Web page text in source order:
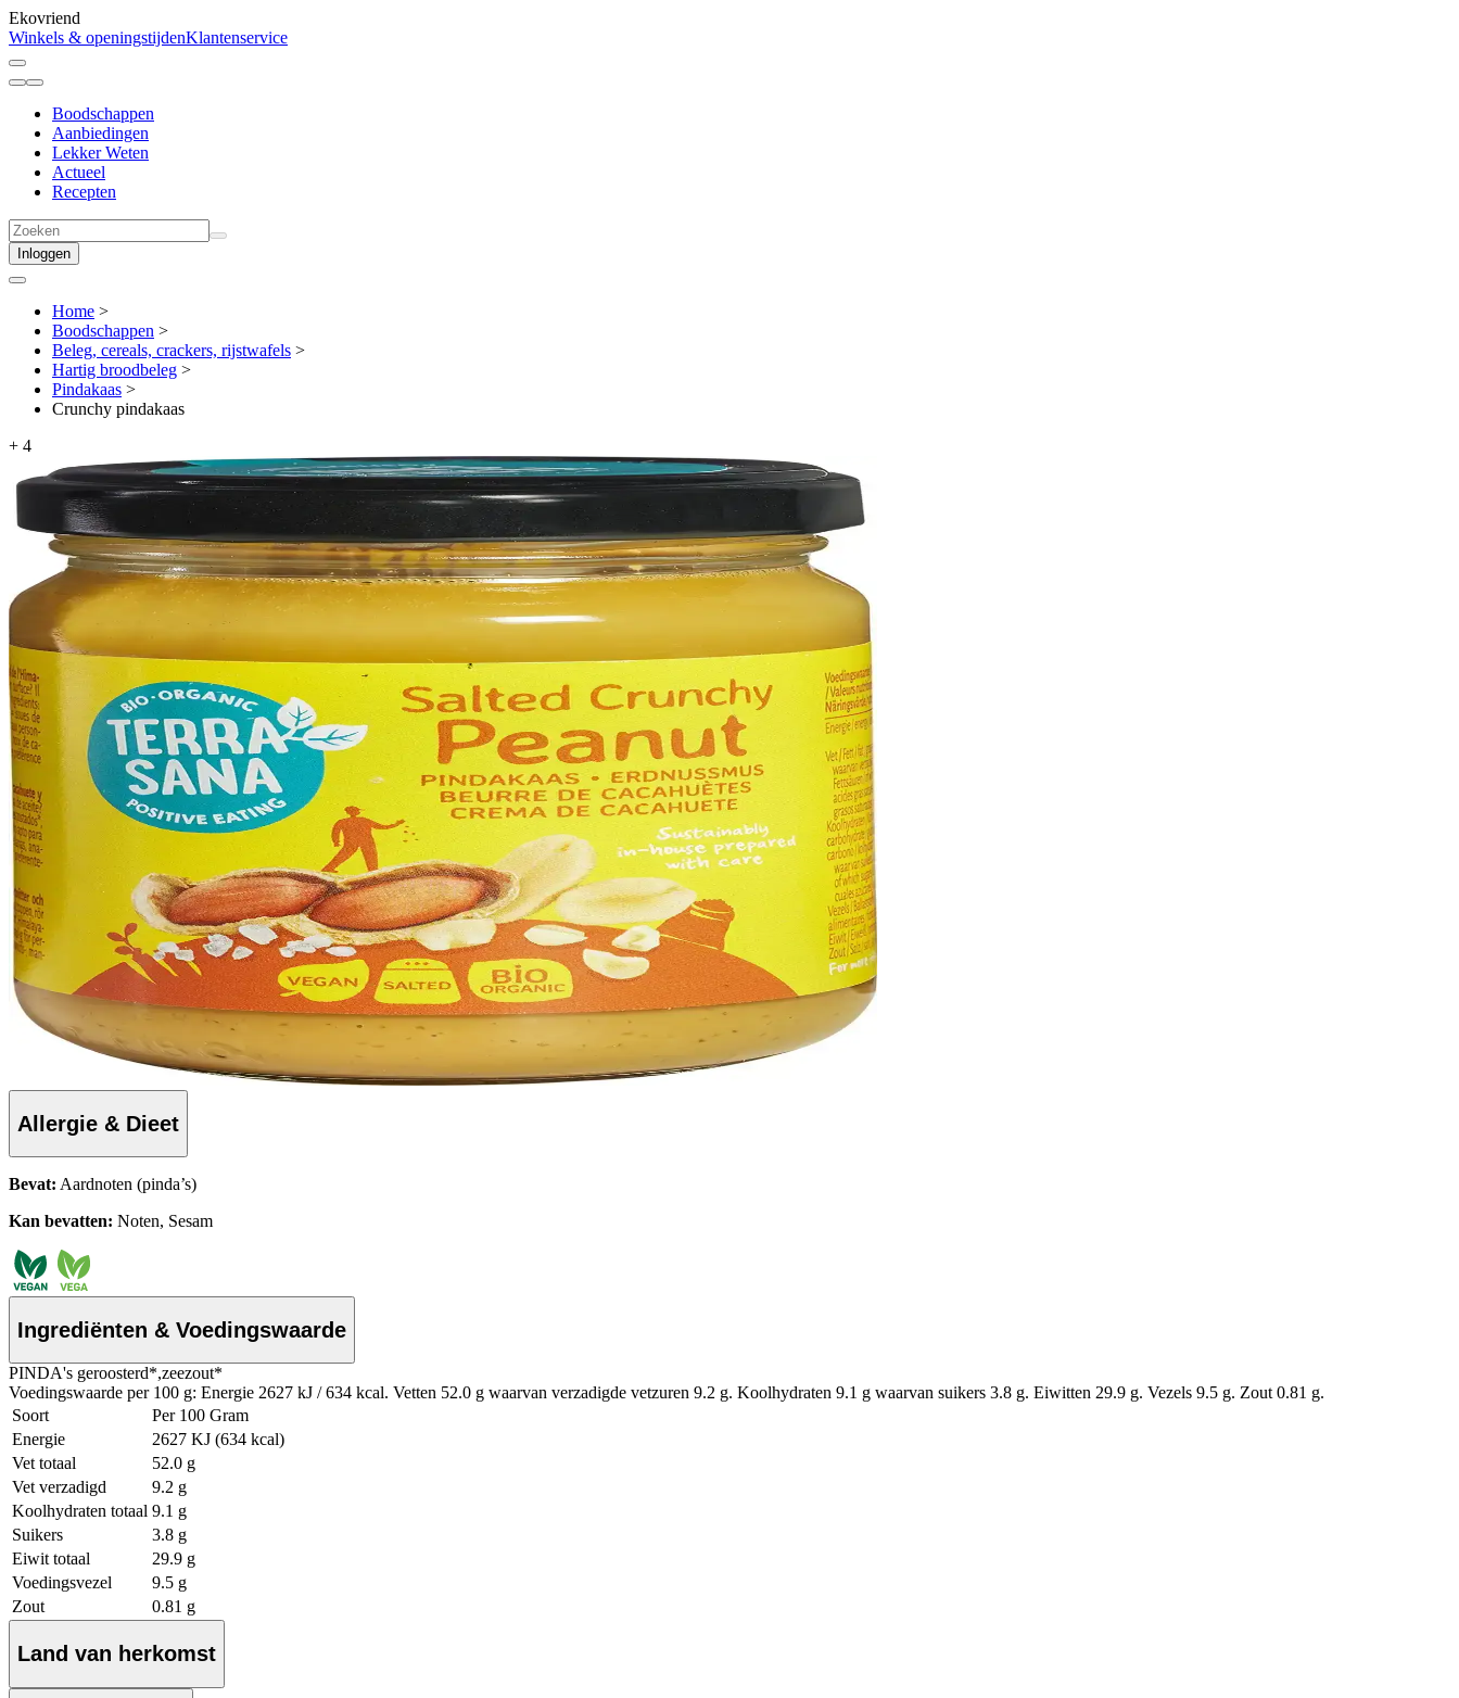
Ekovriend
Winkels & openingstijdenKlantenservice
Boodschappen
Aanbiedingen
Lekker Weten
Actueel
Recepten
Inloggen
Home >
Boodschappen >
Beleg, cereals, crackers, rijstwafels >
Hartig broodbeleg >
Pindakaas >
Crunchy pindakaas
+ 4
Allergie & Dieet
Bevat: Aardnoten (pinda’s)
Kan bevatten: Noten, Sesam
Ingrediënten & Voedingswaarde
PINDA's geroosterd*,zeezout*
Voedingswaarde per 100 g: Energie 2627 kJ / 634 kcal. Vetten 52.0 g waarvan verzadigde vetzuren 9.2 g. Koolhydraten 9.1 g waarvan suikers 3.8 g. Eiwitten 29.9 g. Vezels 9.5 g. Zout 0.81 g.
Soort
Per 100 Gram
Energie
2627 KJ (634 kcal)
Vet totaal
52.0 g
Vet verzadigd
9.2 g
Koolhydraten totaal 9.1 g
Suikers
3.8 g
Eiwit totaal
29.9 g
Voedingsvezel
9.5 g
Zout
0.81 g
Land van herkomst